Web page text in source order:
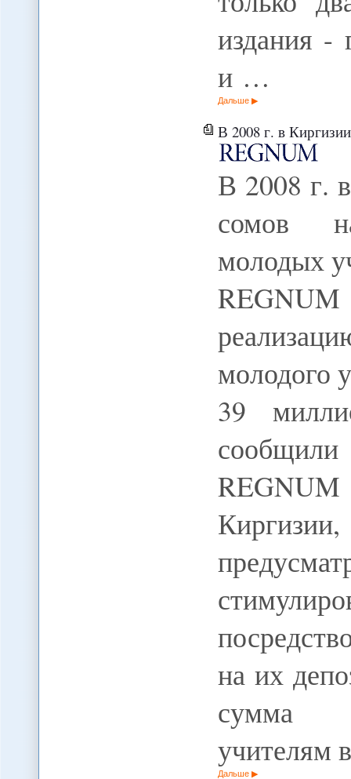
издания
и …
Дальше
В 2008 г. в Киргизии
В 2008 г.
сомов
молодых
молодого
39
на их
сумма
учителям
Дальше